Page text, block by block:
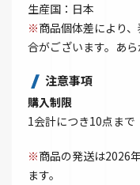
生産国：日本
※商品個体差により
合がございます。あら
注意事項
購入制限
1会計につき10点まで
※商品の発送は2026
ます。